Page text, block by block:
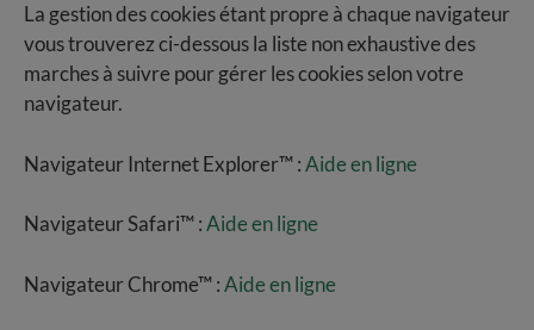
La gestion des cookies étant propre à chaque navigateur
vous trouverez ci-dessous la liste non exhaustive des
marches à suivre pour gérer les cookies selon votre
navigateur.
Navigateur Internet Explorer™ :Aide en ligne
Navigateur Safari™ :Aide en ligne
Navigateur Chrome™ :Aide en ligne